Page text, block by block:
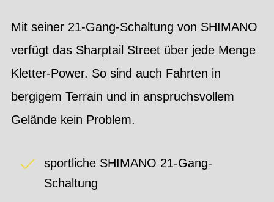
Mit seiner 21-Gang-Schaltung von SHIMANO
verfügt das Sharptail Street über jede Menge
Kletter-Power. So sind auch Fahrten in
bergigem Terrain und in anspruchsvollem
Gelände kein Problem.
sportliche SHIMANO 21-Gang-
Schaltung